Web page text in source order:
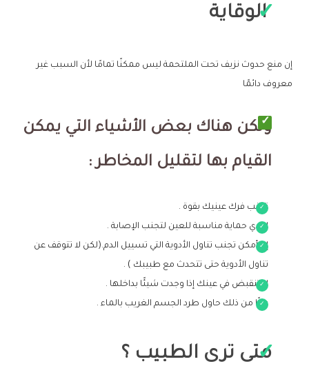
الوقاية
إن منع حدوث نزيف تحت الملتحمة ليس ممكنًا تمامًا لأن السبب غير
معروف دائمًا
ولكن هناك بعض الأشياء التي يمكن
القيام بها لتقليل المخاطر :
تجنب فرك عينيك بقوة .
ارتدي حماية مناسبة للعين لتجنب الإصابة .
إذا أمكن تجنب تناول الأدوية التي تسييل الدم.(لكن لا تتوقف عن
تناول الأدوية حتى تتحدث مع طبيبك ) .
لا تنقبض في عينك إذا وجدت شيئًا بداخلها .
بدلًا من ذلك حاول طرد الجسم الغريب بالماء .
متى ترى الطبيب ؟